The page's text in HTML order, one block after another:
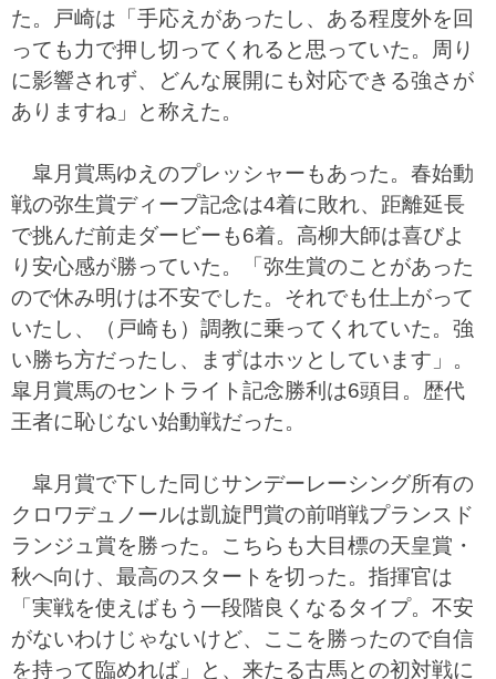
た。戸崎は「手応えがあったし、ある程度外を回
っても力で押し切ってくれると思っていた。周り
に影響されず、どんな展開にも対応できる強さが
ありますね」と称えた。
皐月賞馬ゆえのプレッシャーもあった。春始動
戦の弥生賞ディープ記念は4着に敗れ、距離延長
で挑んだ前走ダービーも6着。高柳大師は喜びよ
り安心感が勝っていた。「弥生賞のことがあった
ので休み明けは不安でした。それでも仕上がって
いたし、（戸崎も）調教に乗ってくれていた。強
い勝ち方だったし、まずはホッとしています」。
皐月賞馬のセントライト記念勝利は6頭目。歴代
王者に恥じない始動戦だった。
皐月賞で下した同じサンデーレーシング所有の
クロワデュノールは凱旋門賞の前哨戦プランスド
ランジュ賞を勝った。こちらも大目標の天皇賞・
秋へ向け、最高のスタートを切った。指揮官は
「実戦を使えばもう一段階良くなるタイプ。不安
がないわけじゃないけど、ここを勝ったので自信
を持って臨めれば」と、来たる古馬との初対戦に